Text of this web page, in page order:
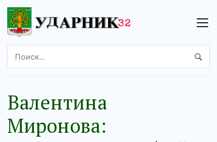
Валентина
Миронова: